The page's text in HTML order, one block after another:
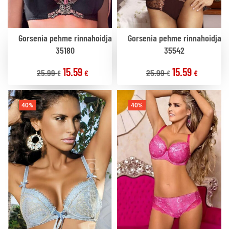
Gorsenia pehme rinnahoidja
35180
25.99€ 15.59 €
Gorsenia pehme rinnahoidja
35542
25.99€ 15.59 €
40% 40%